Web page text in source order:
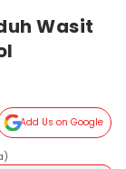
Wasit
Add Us on Google